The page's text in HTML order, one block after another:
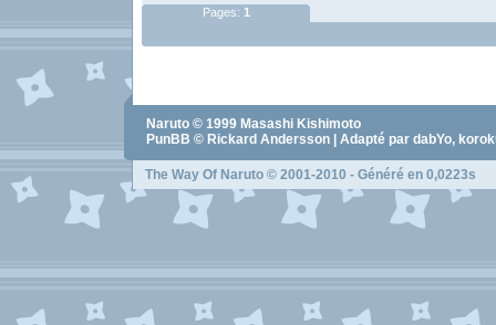
Pages: 1
Naruto © 1999 Masashi Kishimoto
PunBB © Rickard Andersson | Adapté par dabYo,
The Way Of Naruto © 2001-2010 - Généré en 0,0223s